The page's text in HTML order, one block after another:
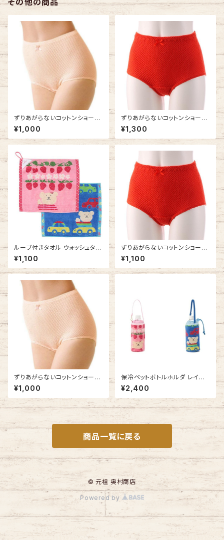
その他の商品
ずりあがらないコットンショーツ
Mサイズ エトワール841 ベーシ
ック 鹿の子編み
¥1,000
ずりあがらないコットンショーツ
LLサイズ エトワール841 赤 ベ
ーシック フルバック 赤パン 鹿の
子編み 赤い下着
¥1,300
ループ付きタオル ウォッシュタオ
ル レインボーベア わくわく 吊り
下げできる 今治タオルの日本製
車 ひも付きタオル ループタオル
¥1,100
ずりあがらないコットンショーツ
Lサイズ エトワール841 赤 ベー
シック フルバック 赤パン 鹿の子
編み 赤い下着
¥1,100
ずりあがらないコットンショーツ
Lサイズ エトワール841 ベーシ
ック フルバック 鹿の子編み
¥1,000
保冷ペットボトルホルダ レイン
ボーベア わくわく ペットボトル
ケース 今治タオルの日本製
¥2,400
商品一覧に戻る
© 元祖 奥村商店
Powered by